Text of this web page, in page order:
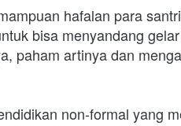
hafalan para
bisa menyandang
paham artinya dan
non-formal yang